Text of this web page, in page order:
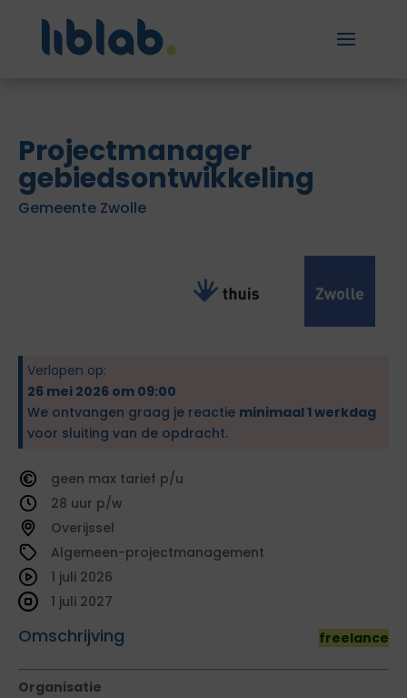
Projectmanager
gebiedsontwikkeling
Gemeente Zwolle
Verlopen op:
26 mei 2026 om 09:00
We ontvangen graag je reactie minimaal 1 werkdag
voor sluiting van de opdracht.
geen
tarief
28
Overijssel
Algemeen-projectmanagement
Omschrijving freelance
1 juli 2026
1 juli 2027
Organisatie